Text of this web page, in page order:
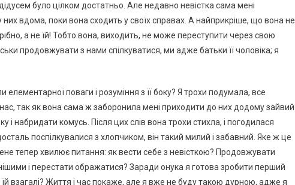
було цілком достатньо. Але недавно невістка сама мені
вдома, поки вона сходить у своїх справах. А найприкріше, що вона не
а не їй! Тобто вона, виходить, не може переступити через свою
продовжувати з нами спілкуватися, ми адже батьки її чоловіка; я
поваги і розуміння з її боку? Я трохи подумала, все
так як вона сама ж заборонила мені приходити до них додому зайвий
і набридати комусь. Після цих слів вона трохи стихла, і погодилася
поспілкувалися з хлопчиком, він такий милий і забавний. Яке ж це
тепер хвилює питання: як вести себе з невісткою? Продовжувати
і перестати ображатися? Заради онука я готова зробити перший
взагалі? Життя і час покаже, але я вже не буду такою дурною, адже я